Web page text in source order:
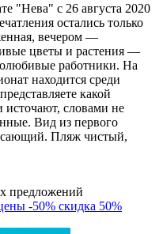
"Нева" с 26 августа 2020
остались только
вечером —
цветы и растения —
работники. На
находится среди
какой
словами не
Вид из первого
Пляж чистый,
предложений
-50% скидка 50%